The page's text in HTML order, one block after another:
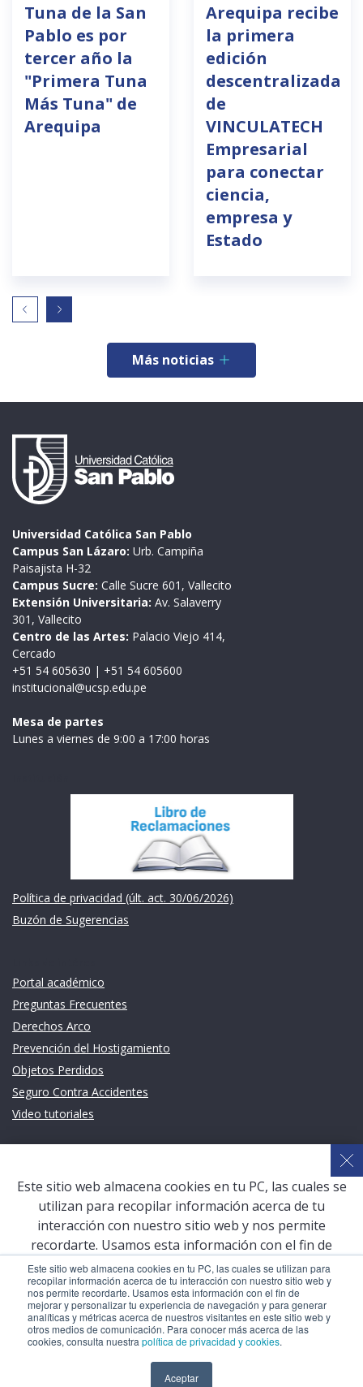
Este sitio web almacena cookies en tu PC, las cuales se utilizan para
recopilar información acerca de tu interacción con nuestro sitio web y
nos permite recordarte. Usamos esta información con el fin de
mejorar y personalizar tu experiencia de navegación y para generar
analíticas y métricas acerca de nuestros visitantes en este sitio web y
otros medios de comunicación. Para conocer más acerca de las
cookies, consulta nuestra política de privacidad y cookies.
Aceptar
Tuna de la San
Pablo es por
tercer año la
"Primera Tuna
Más Tuna" de
Arequipa
Arequipa recibe
la primera
edición
descentralizada
de
VINCULATECH
Empresarial
para conectar
ciencia,
empresa y
Estado
Más noticias
Universidad Católica San Pablo
Campus San Lázaro: Urb. Campiña
Paisajista H-32
Campus Sucre: Calle Sucre 601, Vallecito
Extensión Universitaria: Av. Salaverry
301, Vallecito
Centro de las Artes: Palacio Viejo 414,
Cercado
+51 54 605630 | +51 54 605600
institucional@ucsp.edu.pe
Mesa de partes
Lunes a viernes de 9:00 a 17:00 horas
Política de privacidad (últ. act. 30/06/2026)
Buzón de Sugerencias
Portal académico
Preguntas Frecuentes
Derechos Arco
Prevención del Hostigamiento
Objetos Perdidos
Seguro Contra Accidentes
Video tutoriales
Sistema de Gestión Académica (SGA)
Defensoría Universitaria
Terceros vinculados
San Pablo Mail
Aula Virtual Pregrado
Aula Virtual Postgrado
COPYRIGHT © 2026 Universidad Católica San Pablo – RUC:
Este sitio web almacena cookies en tu PC, las cuales se
utilizan para recopilar información acerca de tu
interacción con nuestro sitio web y nos permite
recordarte. Usamos esta información con el fin de
mejorar y personalizar tu experiencia de navegación y
para generar analíticas y métricas acerca de nuestros
visitantes en este sitio web y otros medios de
comunicación. Para conocer más acerca de las cookies,
consulta nuestrapolítica de privacidad y cookies